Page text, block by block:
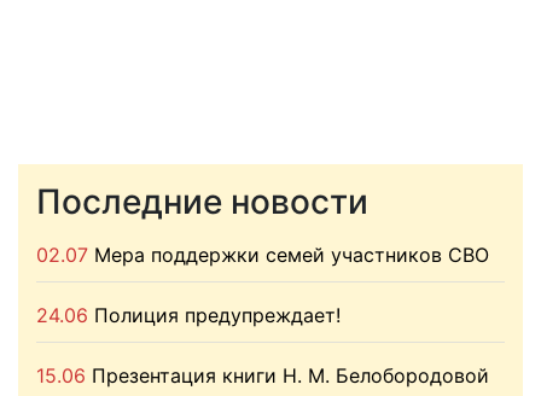
Последние новости
02.07 Мера поддержки семей участников СВО
24.06 Полиция предупреждает!
15.06 Презентация книги Н. М. Белобородовой